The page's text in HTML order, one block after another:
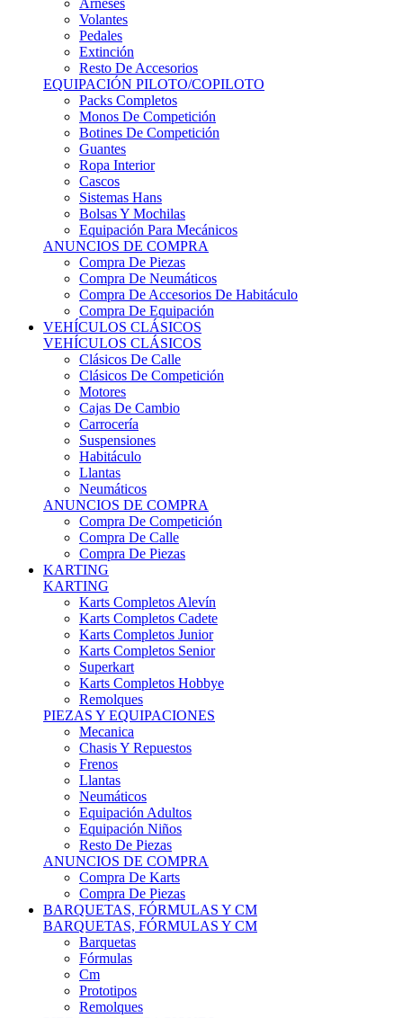
Pedales
Extinción
Resto De Accesorios
EQUIPACIÓN PILOTO/COPILOTO
Packs Completos
Monos De Competición
Botines De Competición
Guantes
Ropa Interior
Cascos
Sistemas Hans
Bolsas Y Mochilas
Equipación Para Mecánicos
ANUNCIOS DE COMPRA
Compra De Piezas
Compra De Neumáticos
Compra De Accesorios De Habitáculo
Compra De Equipación
VEHÍCULOS CLÁSICOS
VEHÍCULOS CLÁSICOS
Clásicos De Calle
Clásicos De Competición
Motores
Cajas De Cambio
Carrocería
Suspensiones
Habitáculo
Llantas
Neumáticos
ANUNCIOS DE COMPRA
Compra De Competición
Compra De Calle
Compra De Piezas
KARTING
KARTING
Karts Completos Alevín
Karts Completos Cadete
Karts Completos Junior
Karts Completos Senior
Superkart
Karts Completos Hobbye
Remolques
PIEZAS Y EQUIPACIONES
Mecanica
Chasis Y Repuestos
Frenos
Llantas
Neumáticos
Equipación Adultos
Equipación Niños
Resto De Piezas
ANUNCIOS DE COMPRA
Compra De Karts
Compra De Piezas
BARQUETAS, FÓRMULAS Y CM
BARQUETAS, FÓRMULAS Y CM
Barquetas
Fórmulas
Cm
Prototipos
Remolques
PIEZAS Y EQUIPACIONES